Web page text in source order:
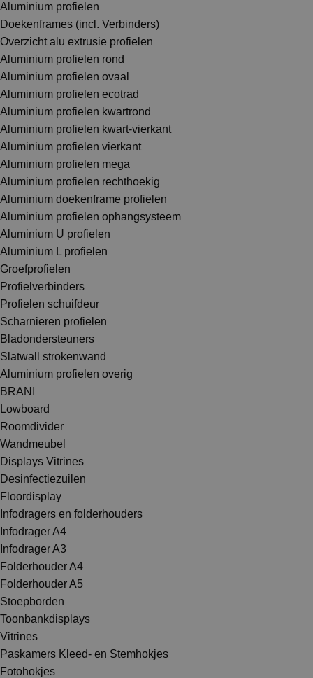
Aluminium profielen
Doekenframes (incl. Verbinders)
Overzicht alu extrusie profielen
Aluminium profielen rond
Aluminium profielen ovaal
Aluminium profielen ecotrad
Aluminium profielen kwartrond
Aluminium profielen kwart-vierkant
Aluminium profielen vierkant
Aluminium profielen mega
Aluminium profielen rechthoekig
Aluminium doekenframe profielen
Aluminium profielen ophangsysteem
Aluminium U profielen
Aluminium L profielen
Groefprofielen
Profielverbinders
Profielen schuifdeur
Scharnieren profielen
Bladondersteuners
Slatwall strokenwand
Aluminium profielen overig
BRANI
Lowboard
Roomdivider
Wandmeubel
Displays Vitrines
Desinfectiezuilen
Floordisplay
Infodragers en folderhouders
Infodrager A4
Infodrager A3
Folderhouder A4
Folderhouder A5
Stoepborden
Toonbankdisplays
Vitrines
Paskamers Kleed- en Stemhokjes
Fotohokjes